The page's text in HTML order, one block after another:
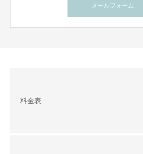
メールフォーム
料金表